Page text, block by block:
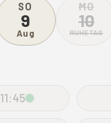
SO
9
Aug
MO
10
RUHETAG
11:45